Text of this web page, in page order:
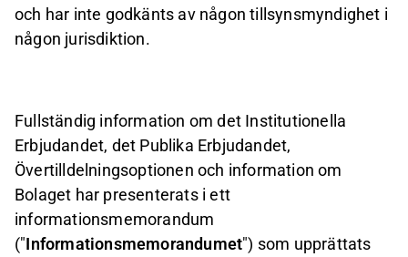
och har inte godkänts av någon tillsynsmyndighet i
någon jurisdiktion.
Fullständig information om det Institutionella
Erbjudandet, det Publika Erbjudandet,
Övertilldelningsoptionen och information om
Bolaget har presenterats i ett
informationsmemorandum
("Informationsmemorandumet") som upprättats